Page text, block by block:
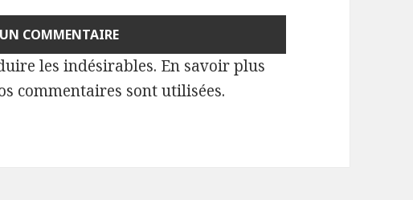
les indésirables. En savoir plus
commentaires sont utilisées.